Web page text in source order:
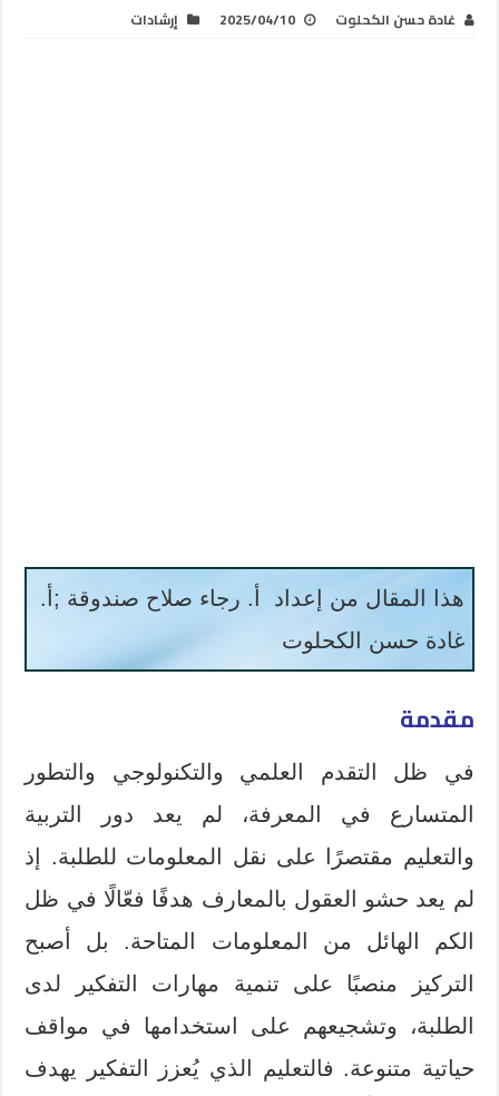
غادة حسن الكحلوت 2025/04/10 إرشادات
هذا المقال من إعداد أ. رجاء صلاح صندوقة ;أ.
غادة حسن الكحلوت
مقدمة
في ظل التقدم العلمي والتكنولوجي والتطور
المتسارع في المعرفة، لم يعد دور التربية
والتعليم مقتصرًا على نقل المعلومات للطلبة. إذ
لم يعد حشو العقول بالمعارف هدفًا فعّالًا في ظل
الكم الهائل من المعلومات المتاحة. بل أصبح
التركيز منصبًا على تنمية مهارات التفكير لدى
الطلبة، وتشجيعهم على استخدامها في مواقف
حياتية متنوعة. فالتعليم الذي يُعزز التفكير يهدف